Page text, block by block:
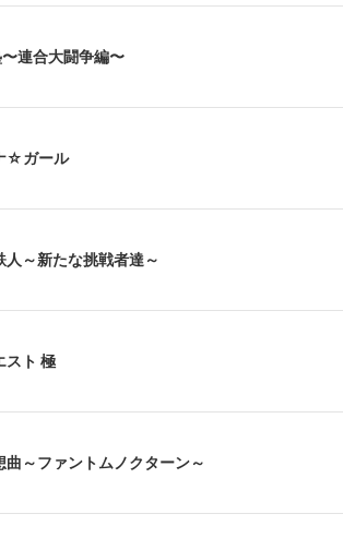
連合大闘争編〜
☆ガール
人～新たな挑戦者達～
スト 極
曲～ファントムノクターン～